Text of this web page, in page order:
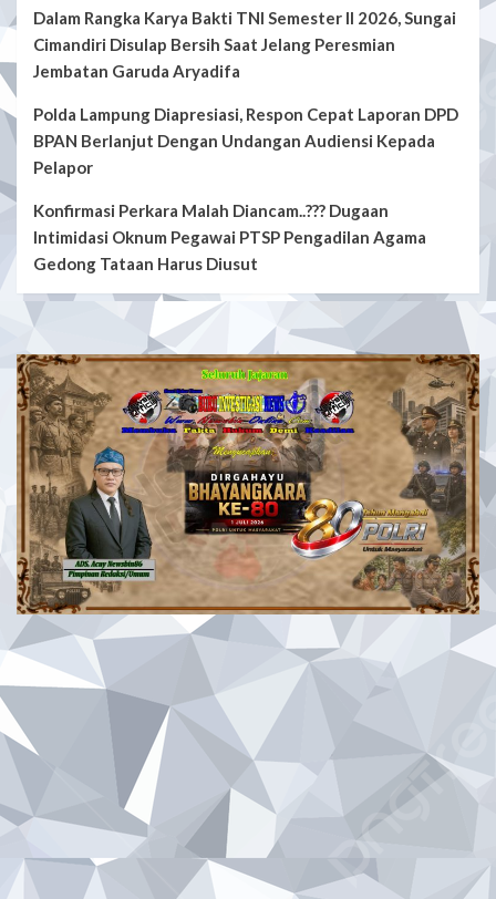
Dalam Rangka Karya Bakti TNI Semester II 2026, Sungai
Cimandiri Disulap Bersih Saat Jelang Peresmian
Jembatan Garuda Aryadifa
Polda Lampung Diapresiasi, Respon Cepat Laporan DPD
BPAN Berlanjut Dengan Undangan Audiensi Kepada
Pelapor
Konfirmasi Perkara Malah Diancam..??? Dugaan
Intimidasi Oknum Pegawai PTSP Pengadilan Agama
Gedong Tataan Harus Diusut